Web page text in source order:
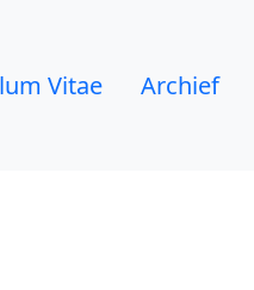
Vitae Archief